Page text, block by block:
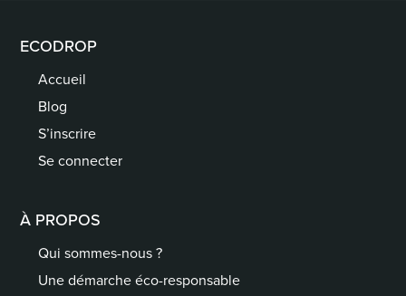
ECODROP
Accueil
Blog
S’inscrire
Se connecter
À PROPOS
Qui sommes-nous ?
Une démarche éco-responsable